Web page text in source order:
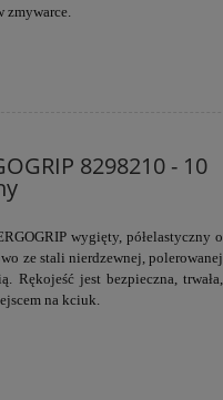
zmywarce.
8298210 - 10
wygięty, półelastyczny o
ze stali nierdzewnej, polerowanej
Rękojeść jest bezpieczna, trwała,
na kciuk.